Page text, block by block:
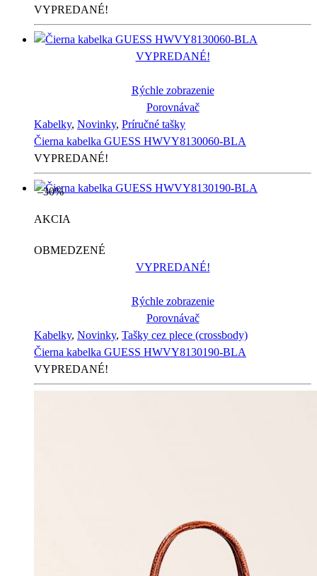
VYPREDANÉ!
VYPREDANÉ!
Rýchle zobrazenie
Porovnávač
Kabelky, Novinky, Príručné tašky
Čierna kabelka GUESS HWVY8130060-BLA
VYPREDANÉ!
–30%
AKCIA
OBMEDZENÉ
VYPREDANÉ!
Rýchle zobrazenie
Porovnávač
Kabelky, Novinky, Tašky cez plece (crossbody)
Čierna kabelka GUESS HWVY8130190-BLA
VYPREDANÉ!